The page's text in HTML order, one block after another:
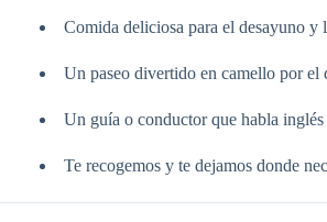
Comida deliciosa para el desayuno y
Un paseo divertido en camello por el
Un guía o conductor que habla inglés
Te recogemos y te dejamos donde